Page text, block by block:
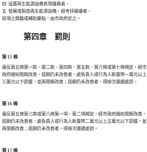
四  設置再生能源設備表現優異者。
五  發展或製造再生能源設備，經考評績優者。
前項之獎勵或補助要點，由市政府定之。
第四章 罰則
第 15 條
違反第五條第一款、第二款、第四款、第五款、第六條或第七條規定，經市
政府通知限期改善，屆期仍未改善者，處負責人或行為人新臺幣一萬元以上
三萬元以下罰鍰，並再限期改善；屆期仍未改善者，得按次連續處罰。
第 16 條
違反第五條第三款或第八條第一項、第二項規定，經市政府通知限期改善，
屆期仍未改善者，處負責人或行為人新臺幣二萬元以上五萬元以下罰鍰，並
再限期改善；屆期仍未改善者，得按次連續處罰。
第 17 條